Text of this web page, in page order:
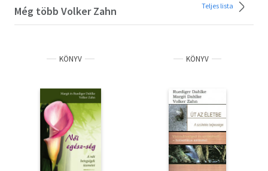
Még több Volker Zahn Teljes lista
KÖNYV KÖNYV